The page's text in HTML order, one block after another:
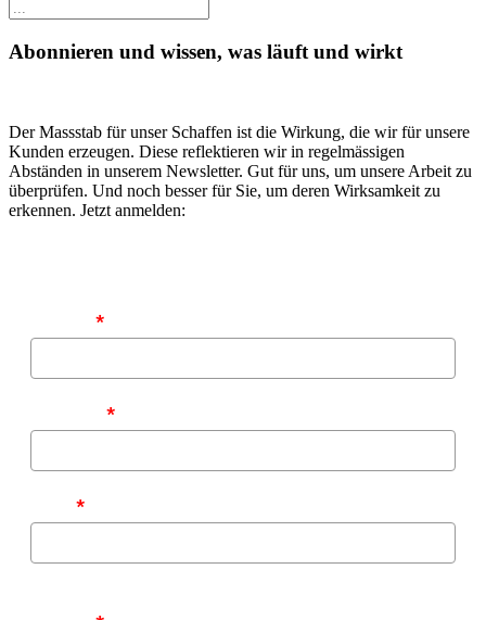
Abonnieren und wissen, was läuft und wirkt
Der Massstab für unser Schaffen ist die Wirkung, die wir für unsere
Kunden erzeugen. Diese reflektieren wir in regelmässigen
Abständen in unserem Newsletter. Gut für uns, um unsere Arbeit zu
überprüfen. Und noch besser für Sie, um deren Wirksamkeit zu
erkennen. Jetzt anmelden:
*
*
*